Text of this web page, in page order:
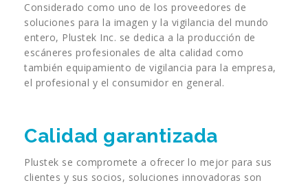
Considerado como uno de los proveedores de
soluciones para la imagen y la vigilancia del mundo
entero, Plustek Inc. se dedica a la producción de
escáneres profesionales de alta calidad como
también equipamiento de vigilancia para la empresa,
el profesional y el consumidor en general.
Calidad garantizada
Plustek se compromete a ofrecer lo mejor para sus
clientes y sus socios, soluciones innovadoras son